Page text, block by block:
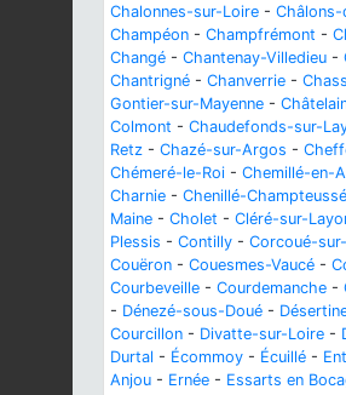
Chalonnes-sur-Loire - Châlons-
Champéon - Champfrémont -
Changé - Chantenay-Villedieu -
Chantrigné - Chanverrie -
Gontier-sur-Mayenne -
Colmont - Chaudefonds-sur-
Retz - Chazé-sur-Argos -
Chémeré-le-Roi - Chemillé-en-
Charnie - Chenillé-Champteussé
Maine - Cholet - Cléré-sur-
Plessis - Contilly - Corcoué-
Couëron - Couesmes-Vaucé -
Courbeveille - Courdemanche -
- Dénezé-sous-Doué -
Courcillon - Divatte-sur-Loire -
Durtal - Écommoy - Écuillé -
Anjou - Ernée - Essarts en